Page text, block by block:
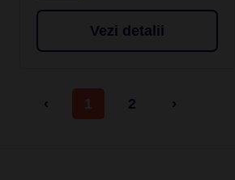
Vezi detalii
‹ 1 2 ›